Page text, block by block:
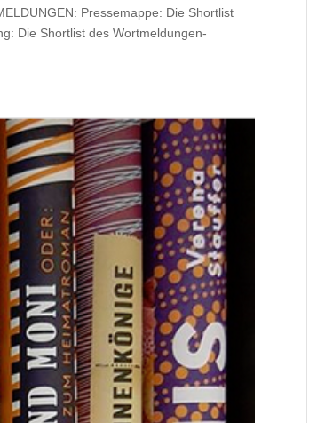
Pressemappe: Die Shortlist
Die Shortlist des Wortmeldungen-